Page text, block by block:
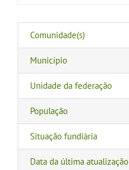
Comunidade(s)
Município
Unidade da federação
População
Situação fundiária
Data da última atualização